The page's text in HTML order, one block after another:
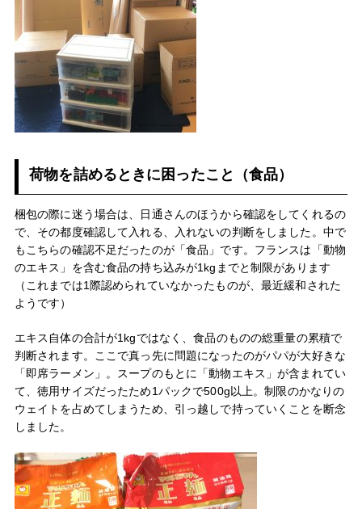
荷物を詰めるときに困ったこと（食品）
梱包の際に迷う場合は、日通さんのほうから確認をしてくれるの
で、その都度確認して入れる、入れないの判断をしました。中で
もこちらの確認不足だったのが「食品」です。フランスは「動物
のエキス」を含む食品の持ち込みが1kgまでと制限があります
（これまでは1際認められていなかったものが、最近緩和された
ようです）
エキス自体の合計が1kgではなく、食品のものの総重量の累積で
判断されます。ここで真っ先に問題になったのがパパが大好きな
「即席ラーメン」。スープのもとに「動物エキス」が含まれてい
て、徳用サイズだったため1パックで500g以上。制限のかなりの
ウェイトを占めてしまうため、引っ越しで持っていくことを断念
しました。